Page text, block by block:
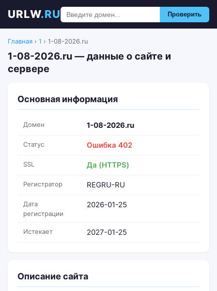
URLW.RU Проверить
Главная › 1 › 1-08-2026.ru
1-08-2026.ru — данные о сайте и
сервере
Основная информация
Домен 1-08-2026.ru
Статус Ошибка 402
SSL Да (HTTPS)
Регистратор REGRU-RU
Дата
регистрации
2026-01-25
Истекает 2027-01-25
Описание сайта